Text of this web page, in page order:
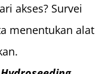
akses? Survei
menentukan alat